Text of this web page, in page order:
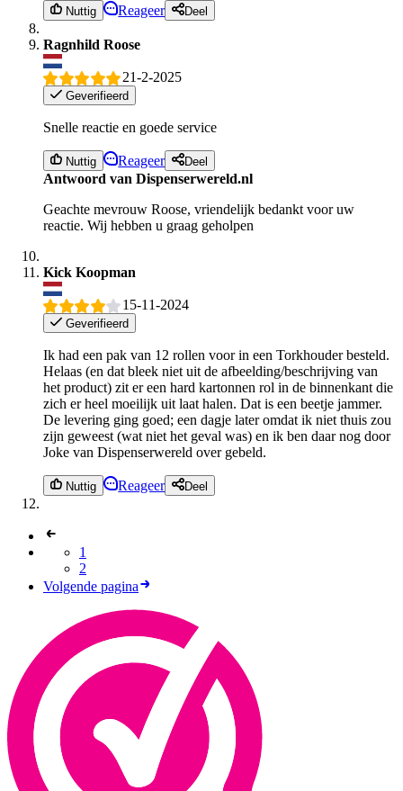
Nuttig Reageer Deel
Ragnhild Roose
21-2-2025
Geverifieerd
Snelle reactie en goede service
Nuttig Reageer Deel
Antwoord van Dispenserwereld.nl
Geachte mevrouw Roose, vriendelijk bedankt voor uw
reactie. Wij hebben u graag geholpen
Kick Koopman
15-11-2024
Geverifieerd
Ik had een pak van 12 rollen voor in een Torkhouder besteld.
Helaas (en dat bleek niet uit de afbeelding/beschrijving van
het product) zit er een hard kartonnen rol in de binnenkant die
zich er heel moeilijk uit laat halen. Dat is een beetje jammer.
De levering ging goed; een dagje later omdat ik niet thuis zou
zijn geweest (wat niet het geval was) en ik ben daar nog door
Joke van Dispenserwereld over gebeld.
Nuttig Reageer Deel
1
2
Volgende pagina